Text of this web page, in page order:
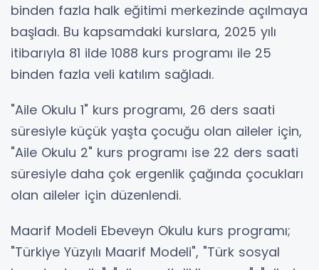
binden fazla halk eğitimi merkezinde açılmaya
başladı. Bu kapsamdaki kurslara, 2025 yılı
itibarıyla 81 ilde 1088 kurs programı ile 25
binden fazla veli katılım sağladı.
"Aile Okulu 1" kurs programı, 26 ders saati
süresiyle küçük yaşta çocuğu olan aileler için,
"Aile Okulu 2" kurs programı ise 22 ders saati
süresiyle daha çok ergenlik çağında çocukları
olan aileler için düzenlendi.
Maarif Modeli Ebeveyn Okulu kurs programı;
"Türkiye Yüzyılı Maarif Modeli", "Türk sosyal